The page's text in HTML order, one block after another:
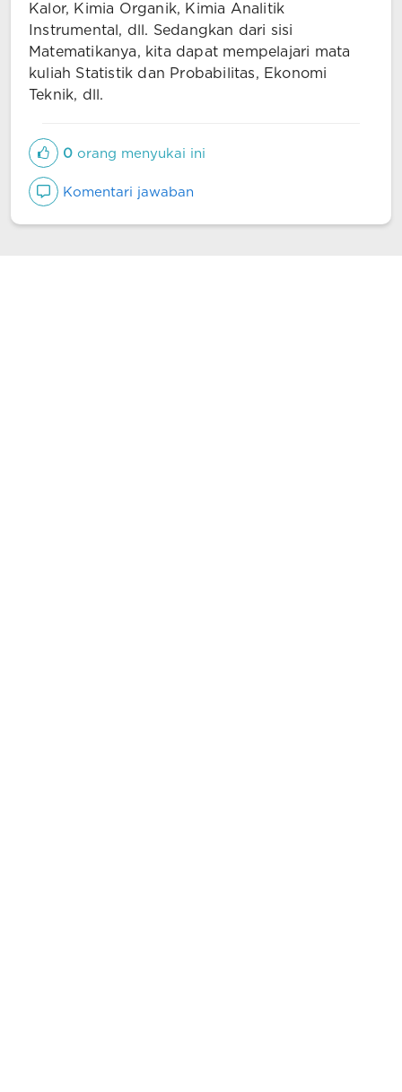
Kalor, Kimia Organik, Kimia Analitik
Instrumental, dll. Sedangkan dari sisi
Matematikanya, kita dapat mempelajari mata
kuliah Statistik dan Probabilitas, Ekonomi
Teknik, dll.
0 orang menyukai ini
Komentari jawaban